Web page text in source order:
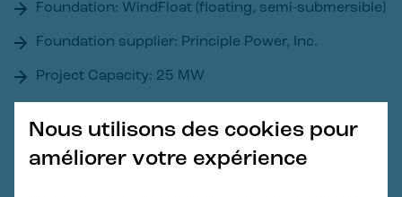
Nous utilisons des cookies pour
améliorer votre expérience
Foundation: WindFloat (floating, semi-submersible)
Foundation supplier: Principle Power, Inc.
Project Capacity: 25 MW